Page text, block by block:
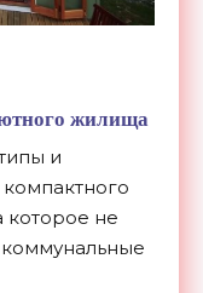
жилища
и
которое не